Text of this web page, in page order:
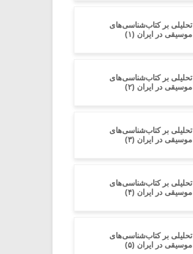
تحلیلی بر کتاب‌شناسی‌های
موسیقی در ایران (۱)
تحلیلی بر کتاب‌شناسی‌های
موسیقی در ایران (۲)
تحلیلی بر کتاب‌شناسی‌های
موسیقی در ایران (۳)
تحلیلی بر کتاب‌شناسی‌های
موسیقی در ایران (۴)
تحلیلی بر کتاب‌شناسی‌های
موسیقی در ایران (۵)